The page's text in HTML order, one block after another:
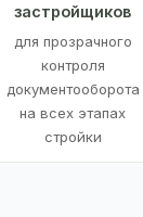
застройщиков
для прозрачного
контроля
документооборота
на всех этапах
стройки